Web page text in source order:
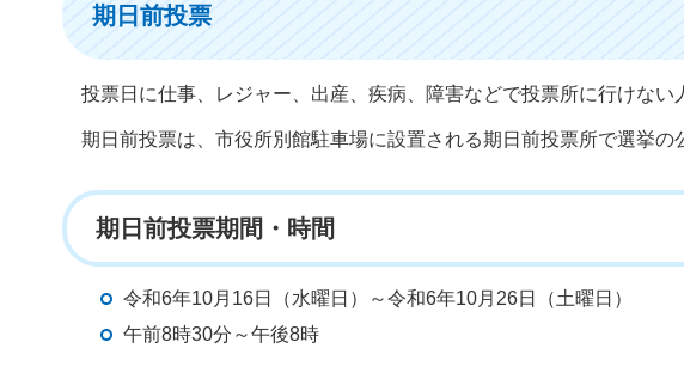
期日前投票
投票日に仕事、レジャー、出産、疾病、障害などで投票所に行けない
期日前投票は、市役所別館駐車場に設置される期日前投票所で選挙の
期日前投票期間・時間
令和6年10月16日（水曜日）～令和6年10月26日（土曜日）
午前8時30分～午後8時